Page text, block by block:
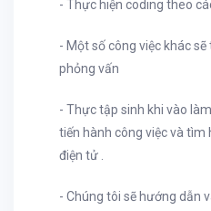
- Thực hiện coding theo
- Một số công việc khác
phỏng vấn
- Thực tập sinh khi vào
tiến hành công việc và tìm
điện tử .
- Chúng tôi sẽ hướng dẫn